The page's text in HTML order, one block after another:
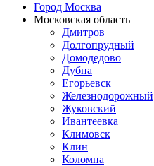
Город Москва
Московская область
Дмитров
Долгопрудный
Домодедово
Дубна
Егорьевск
Железнодорожный
Жуковский
Ивантеевка
Климовск
Клин
Коломна